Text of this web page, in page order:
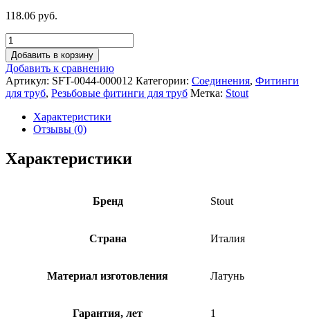
118.06 руб.
Добавить в корзину
Добавить к сравнению
Артикул: SFT-0044-000012 Категории: Соединения, Фитинги
для труб, Резьбовые фитинги для труб Метка: Stout
Характеристики
Отзывы (0)
Характеристики
Бренд Stout
Страна Италия
Материал изготовления Латунь
Гарантия, лет 1